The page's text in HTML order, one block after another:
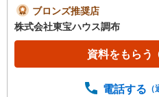
弊社へのご来社など、ご
ば周辺環境、お客様の希
いたします。■お住まい
をご用意してます■『何
いった状態でも、お気
ーとして暮らしの「安心
ブロンズ推奨店
株式会社東宝ハウス調布
資料をもらう
電話する